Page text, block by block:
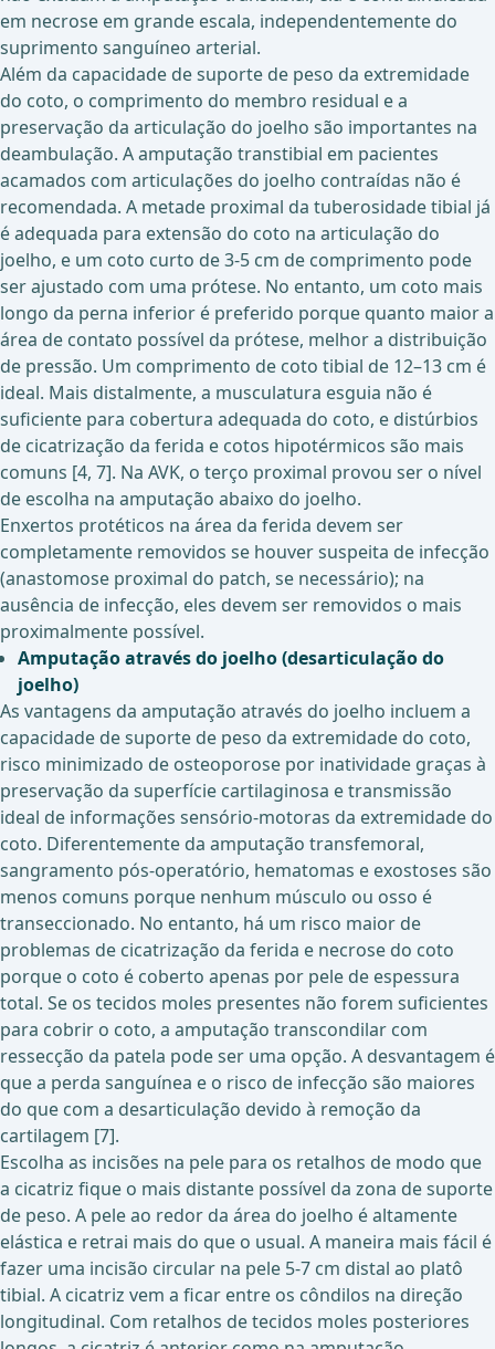
em necrose em grande escala, independentemente do
suprimento sanguíneo arterial.
Além da capacidade de suporte de peso da extremidade
do coto, o comprimento do membro residual e a
preservação da articulação do joelho são importantes na
deambulação. A amputação transtibial em pacientes
acamados com articulações do joelho contraídas não é
recomendada. A metade proximal da tuberosidade tibial já
é adequada para extensão do coto na articulação do
joelho, e um coto curto de 3-5 cm de comprimento pode
ser ajustado com uma prótese. No entanto, um coto mais
longo da perna inferior é preferido porque quanto maior a
área de contato possível da prótese, melhor a distribuição
de pressão. Um comprimento de coto tibial de 12–13 cm é
ideal. Mais distalmente, a musculatura esguia não é
suficiente para cobertura adequada do coto, e distúrbios
de cicatrização da ferida e cotos hipotérmicos são mais
comuns [4, 7]. Na AVK, o terço proximal provou ser o nível
de escolha na amputação abaixo do joelho.
Enxertos protéticos na área da ferida devem ser
completamente removidos se houver suspeita de infecção
(anastomose proximal do patch, se necessário); na
ausência de infecção, eles devem ser removidos o mais
proximalmente possível.
Amputação através do joelho (desarticulação do
joelho)
As vantagens da amputação através do joelho incluem a
capacidade de suporte de peso da extremidade do coto,
risco minimizado de osteoporose por inatividade graças à
preservação da superfície cartilaginosa e transmissão
ideal de informações sensório-motoras da extremidade do
coto. Diferentemente da amputação transfemoral,
sangramento pós-operatório, hematomas e exostoses são
menos comuns porque nenhum músculo ou osso é
transeccionado. No entanto, há um risco maior de
problemas de cicatrização da ferida e necrose do coto
porque o coto é coberto apenas por pele de espessura
total. Se os tecidos moles presentes não forem suficientes
para cobrir o coto, a amputação transcondilar com
ressecção da patela pode ser uma opção. A desvantagem é
que a perda sanguínea e o risco de infecção são maiores
do que com a desarticulação devido à remoção da
cartilagem [7].
Escolha as incisões na pele para os retalhos de modo que
a cicatriz fique o mais distante possível da zona de suporte
de peso. A pele ao redor da área do joelho é altamente
elástica e retrai mais do que o usual. A maneira mais fácil é
fazer uma incisão circular na pele 5-7 cm distal ao platô
tibial. A cicatriz vem a ficar entre os côndilos na direção
longitudinal. Com retalhos de tecidos moles posteriores